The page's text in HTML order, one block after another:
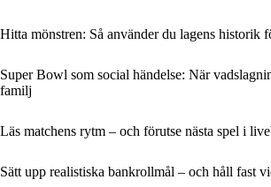
Hitta mönstren: Så använder du lagens historik
Super Bowl som social händelse: När
familj
Läs matchens rytm – och förutse nästa spel i
Sätt upp realistiska bankrollmål – och håll fast